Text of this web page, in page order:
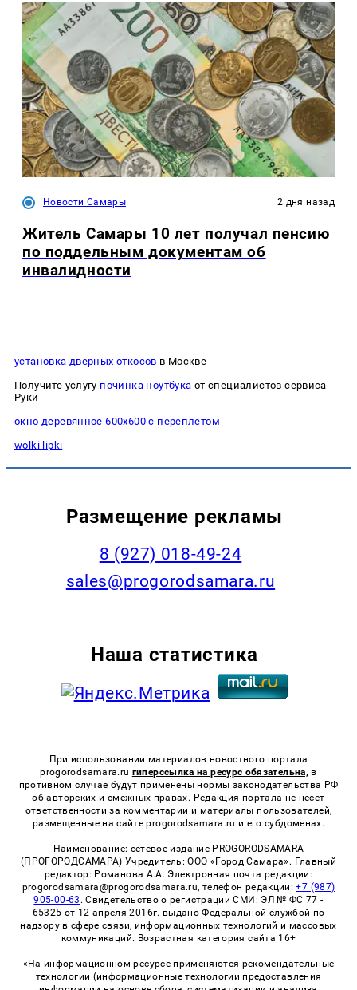
Новости Самары 2 дня назад
Житель Самары 10 лет получал пенсию
по поддельным документам об
инвалидности
установка дверных откосов в Москве
Получите услугу починка ноутбука от специалистов сервиса
Руки
окно деревянное 600х600 с переплетом
wolki lipki
Размещение рекламы
8 (927) 018-49-24
sales@progorodsamara.ru
Наша статистика
При использовании материалов новостного портала
progorodsamara.ru гиперссылка на ресурс обязательна, в
противном случае будут применены нормы законодательства РФ
об авторских и смежных правах. Редакция портала не несет
ответственности за комментарии и материалы пользователей,
размещенные на сайте progorodsamara.ru и его субдоменах.
Наименование: сетевое издание PROGORODSAMARA
(ПРОГОРОДСАМАРА) Учредитель: ООО «Город Самара». Главный
редактор: Романова А.А. Электронная почта редакции:
progorodsamara@progorodsamara.ru, телефон редакции:+7 (987)
905-00-63 . Свидетельство о регистрации СМИ: ЭЛ № ФС 77 -
65325 от 12 апреля 2016г. выдано Федеральной службой по
надзору в сфере связи, информационных технологий и массовых
коммуникаций. Возрастная категория сайта 16+
«На информационном ресурсе применяются рекомендательные
технологии (информационные технологии предоставления